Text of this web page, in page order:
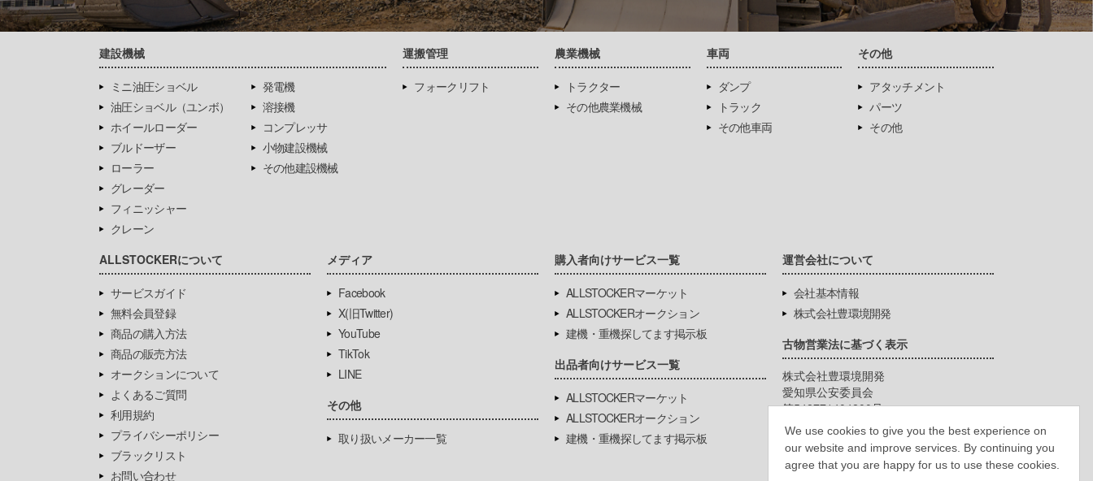
We use cookies to give you the best experience on
our website and improve services. By continuing you
agree that you are happy for us to use these cookies.
建設機械
ミニ油圧ショベル
油圧ショベル（ユンボ）
ホイールローダー
ブルドーザー
ローラー
グレーダー
フィニッシャー
クレーン
発電機
溶接機
コンプレッサ
小物建設機械
その他建設機械
運搬管理
フォークリフト
農業機械
トラクター
その他農業機械
車両
ダンプ
トラック
その他車両
その他
アタッチメント
パーツ
その他
ALLSTOCKERについて
サービスガイド
無料会員登録
商品の購入方法
商品の販売方法
オークションについて
よくあるご質問
利用規約
プライバシーポリシー
ブラックリスト
お問い合わせ
メディア
Facebook
X(旧Twitter)
YouTube
TikTok
LINE
その他
取り扱いメーカー一覧
購入者向けサービス一覧
ALLSTOCKERマーケット
ALLSTOCKERオークション
建機・重機探してます掲示板
出品者向けサービス一覧
ALLSTOCKERマーケット
ALLSTOCKERオークション
建機・重機探してます掲示板
運営会社について
会社基本情報
株式会社豊環境開発
古物営業法に基づく表示
株式会社豊環境開発
愛知県公安委員会
第542771404200号